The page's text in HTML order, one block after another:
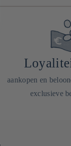
aankopen en
exclusieve